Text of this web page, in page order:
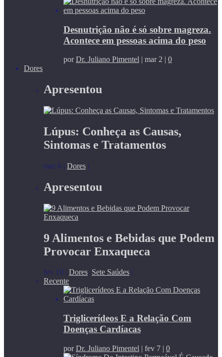
Desnutrição não é só sobre magreza.
Acontece em pessoas acima do peso
porDr. Juliano Pimentel | mar 2 | 0
Dores
Apresentou
Lúpus: Conheça as Causas,
Sintomas e Tratamentos
mar 6 | Dores |
Apresentou
9 Alimentos e Bebidas que Podem
Provocar Enxaqueca
fev 10 Dores, Sete Saúdes
Recente
Triglicerídeos E a Relação Com
Doenças Cardíacas
porDr. Juliano Pimentel | fev 7 | 0